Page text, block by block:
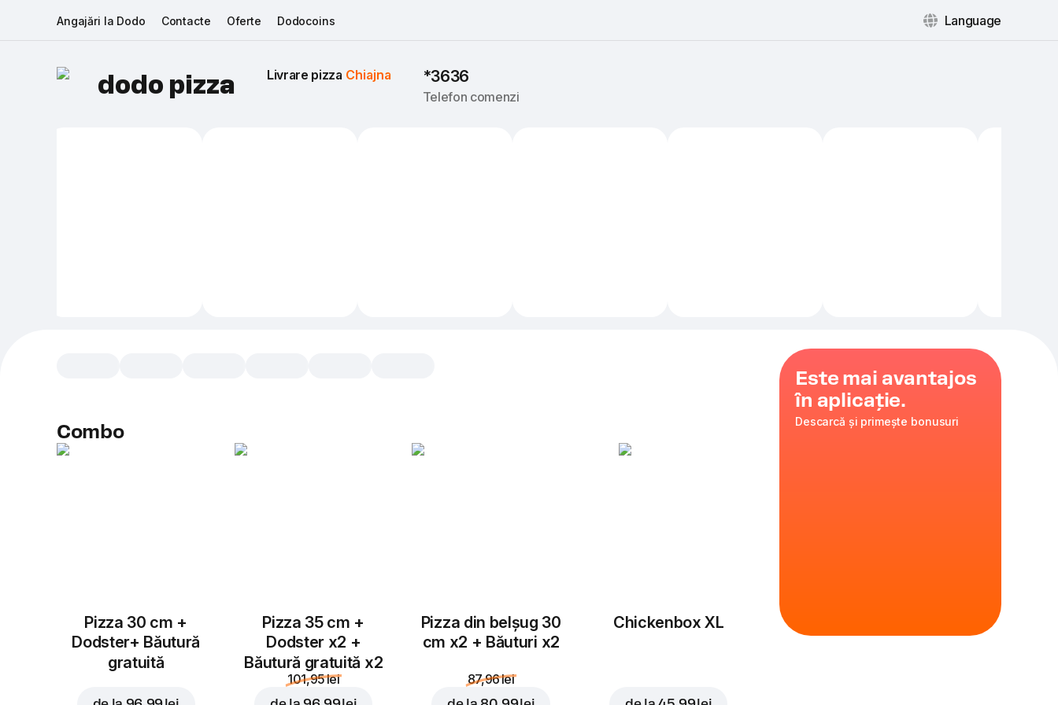
Angajări la Dodo Contacte Oferte Dodocoins Language
dodo pizza Livrare pizza Chiajna *3636
Telefon comenzi
Este mai avantajos
în aplicație.
Descarcă și primește bonusuri
Adaugă topping
Combo
Pizza 30 cm +
Dodster+ Băutură
gratuită
Pizza 35 cm +
Dodster x2 +
Băutură gratuită x2
101,95 lei
Pizza din belșug 30
cm x2 + Băuturi x2
87,96 lei
Chickenbox XL